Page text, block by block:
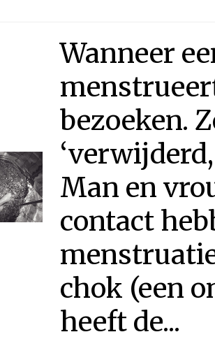
Wanneer
bezoeken.
Man en
contact
chok (een
heeft de...